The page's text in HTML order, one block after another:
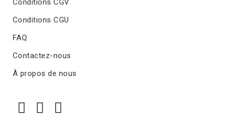
Conditions CGV
Conditions CGU
FAQ
Contactez-nous
À propos de nous